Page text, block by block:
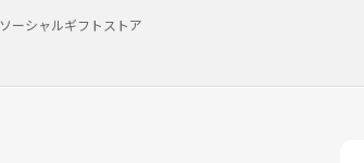
ソーシャルギフトストア